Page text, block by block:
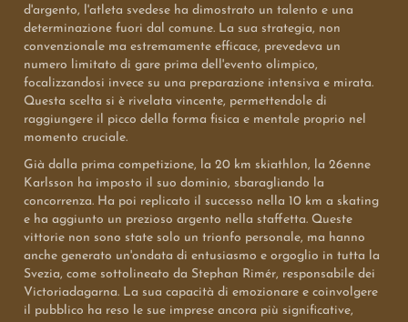
d'argento, l'atleta svedese ha dimostrato un talento e una
determinazione fuori dal comune. La sua strategia, non
convenzionale ma estremamente efficace, prevedeva un
numero limitato di gare prima dell'evento olimpico,
focalizzandosi invece su una preparazione intensiva e mirata.
Questa scelta si è rivelata vincente, permettendole di
raggiungere il picco della forma fisica e mentale proprio nel
momento cruciale.
Già dalla prima competizione, la 20 km skiathlon, la 26enne
Karlsson ha imposto il suo dominio, sbaragliando la
concorrenza. Ha poi replicato il successo nella 10 km a skating
e ha aggiunto un prezioso argento nella staffetta. Queste
vittorie non sono state solo un trionfo personale, ma hanno
anche generato un'ondata di entusiasmo e orgoglio in tutta la
Svezia, come sottolineato da Stephan Rimér, responsabile dei
Victoriadagarna. La sua capacità di emozionare e coinvolgere
il pubblico ha reso le sue imprese ancora più significative,